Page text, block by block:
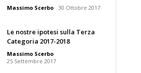
Massimo Scerbo 30 Ottobre 2017
Le nostre ipotesi sulla Terza
Categoria 2017-2018
Massimo Scerbo
25 Settembre 2017